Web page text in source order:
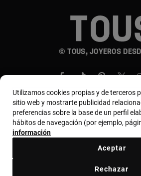
© TOUS, JOYEROS
País y moneda:Chile /
Utilizamos cookies propias y de terceros
sitio web y mostrarte publicidad
preferencias sobre la base de un perfil
hábitos de navegación (por ejemplo,
información
Rechazar
Aceptar